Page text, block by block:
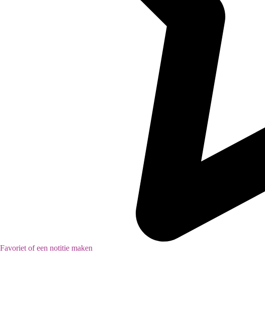
Favoriet of een notitie maken